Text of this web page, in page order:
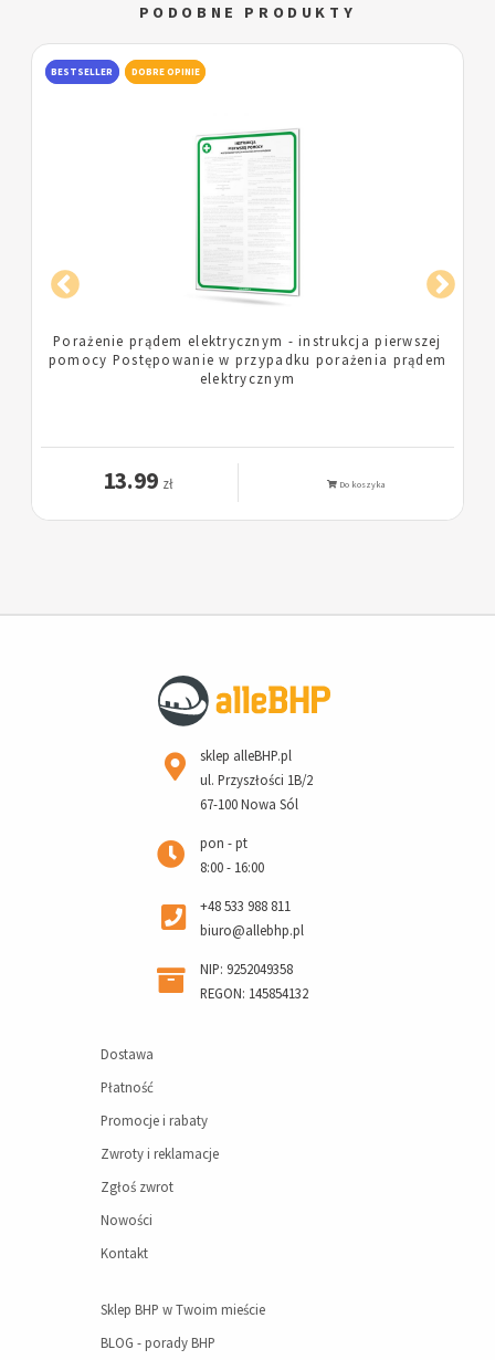
PODOBNE PRODUKTY
BESTSELLER DOBRE OPINIE
Obsługa apteczki - instrukcja obsługi apteczki
13.99 zł Do koszyka
sklep alleBHP.pl
ul. Przyszłości 1B/2
67-100 Nowa Sól
pon - pt
8:00 - 16:00
+48 533 988 811
biuro@allebhp.pl
NIP: 9252049358
REGON: 145854132
Dostawa
Płatność
Promocje i rabaty
Zwroty i reklamacje
Zgłoś zwrot
Nowości
Kontakt
Sklep BHP w Twoim mieście
BLOG - porady BHP